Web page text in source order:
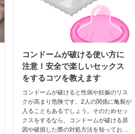
コンドームが破ける使い方に
注意！安全で楽しいセックス
をするコツを教えます
コンドームが破けると性病や妊娠のリス
クが高まり危険です。2人の関係に亀裂が
入ることもあるでしょう。そのためセッ
クスをするなら、コンドームが破ける原
因や破損した際の対処方法を知っておく